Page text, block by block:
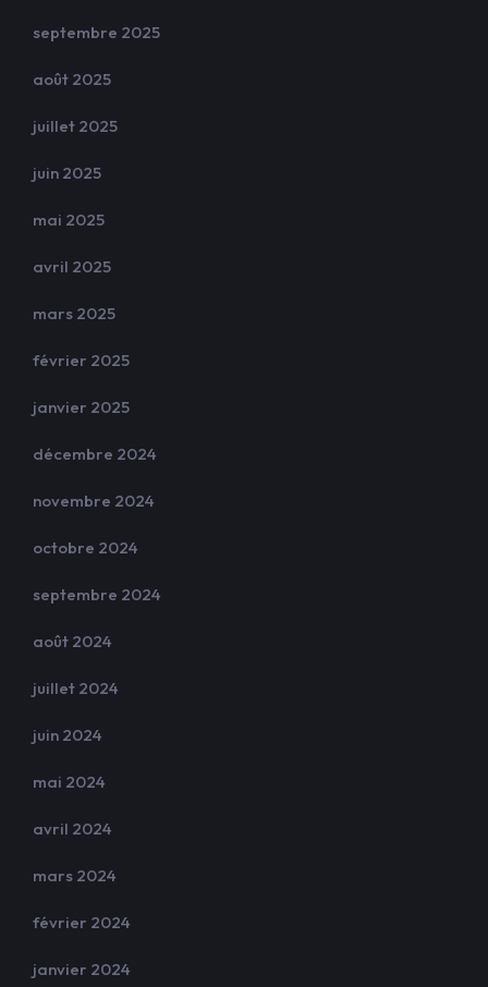
septembre 2025
août 2025
juillet 2025
juin 2025
mai 2025
avril 2025
mars 2025
février 2025
janvier 2025
décembre 2024
novembre 2024
octobre 2024
septembre 2024
août 2024
juillet 2024
juin 2024
mai 2024
avril 2024
mars 2024
février 2024
janvier 2024